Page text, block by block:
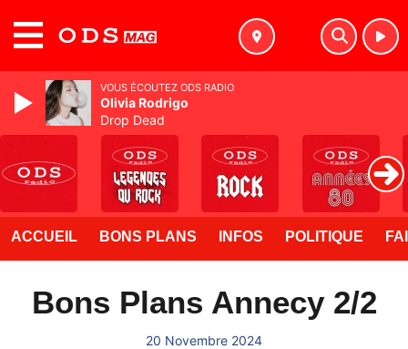
ACCUEIL BONS PLANS INFOS POLITIQUE
Bons Plans Annecy 2/2
20 Novembre 2024
VOUS ÉCOUTEZ ODS RADIO
Olivia Rodrigo
Drop Dead